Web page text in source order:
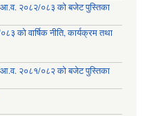
२०८२/०८३ को बजेट पुस्तिका
को वार्षिक नीति, कार्यक्रम तथा
२०८१/०८२ को बजेट पुस्तिका